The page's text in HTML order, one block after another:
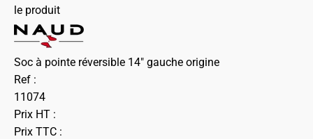
le produit
Soc à pointe réversible 14" gauche origine
Ref :
11074
Prix HT :
Prix TTC :